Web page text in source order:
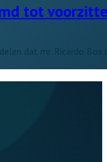
tot
dat mr. Ricardo